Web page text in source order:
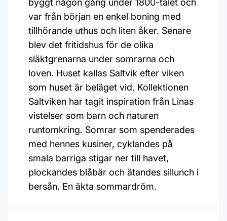
byggt någon gång under 1800-talet och
var från början en enkel boning med
tillhörande uthus och liten åker. Senare
blev det fritidshus för de olika
släktgrenarna under somrarna och
loven. Huset kallas Saltvik efter viken
som huset är beläget vid. Kollektionen
Saltviken har tagit inspiration från Linas
vistelser som barn och naturen
runtomkring. Somrar som spenderades
med hennes kusiner, cyklandes på
smala barriga stigar ner till havet,
plockandes blåbär och ätandes sillunch i
bersån. En äkta sommardröm.